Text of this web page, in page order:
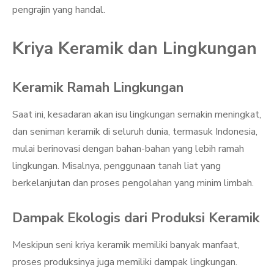
pengrajin yang handal.
Kriya Keramik dan Lingkungan
Keramik Ramah Lingkungan
Saat ini, kesadaran akan isu lingkungan semakin meningkat,
dan seniman keramik di seluruh dunia, termasuk Indonesia,
mulai berinovasi dengan bahan-bahan yang lebih ramah
lingkungan. Misalnya, penggunaan tanah liat yang
berkelanjutan dan proses pengolahan yang minim limbah.
Dampak Ekologis dari Produksi Keramik
Meskipun seni kriya keramik memiliki banyak manfaat,
proses produksinya juga memiliki dampak lingkungan.